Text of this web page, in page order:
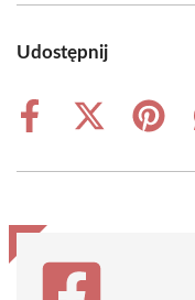
Udostępnij
Share
Share
(Twitter)
Share